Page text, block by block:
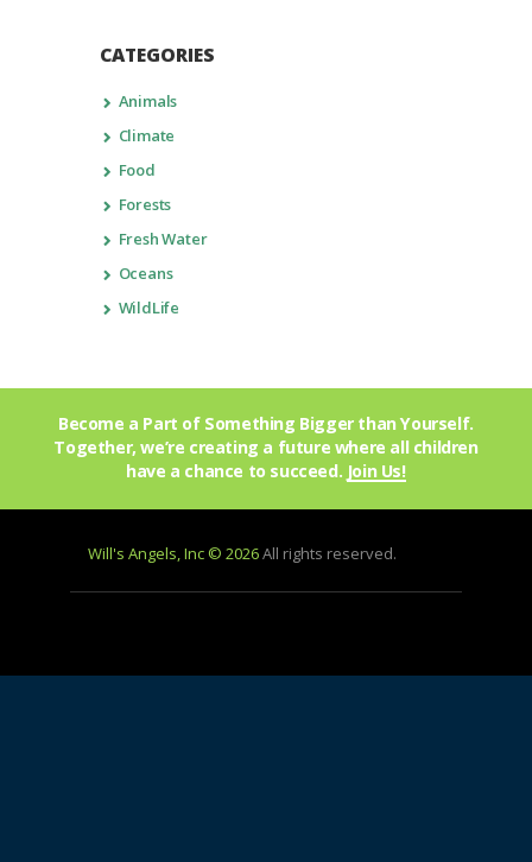
CATEGORIES
Animals
Climate
Food
Forests
Fresh Water
Oceans
WildLife
Become a Part of Something Bigger than Yourself.
Together, we’re creating a future where all children
have a chance to succeed. Join Us!
Will's Angels, Inc © 2026All rights reserved.